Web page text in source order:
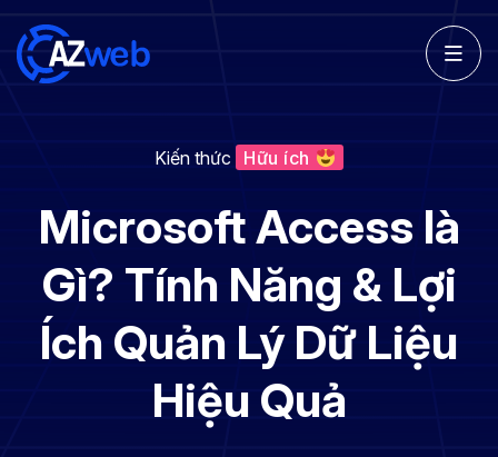
Kiến thức Hữu ích
Microsoft Access là
Gì? Tính Năng & Lợi
Ích Quản Lý Dữ Liệu
Hiệu Quả